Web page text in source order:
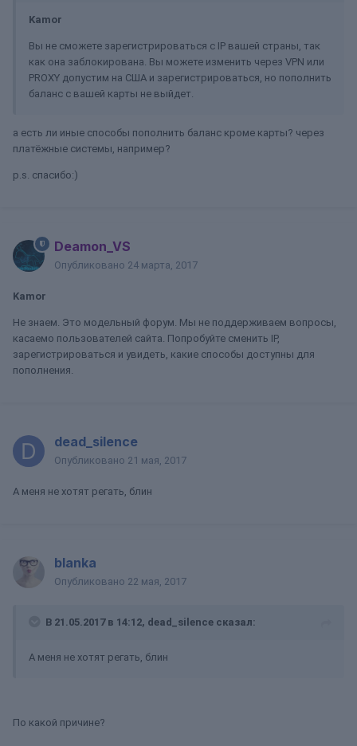
Kamor
Вы не сможете зарегистрироваться с IP вашей страны, так
как она заблокирована. Вы можете изменить через VPN или
PROXY допустим на США и зарегистрироваться, но пополнить
баланс с вашей карты не выйдет.
а есть ли иные способы пополнить баланс кроме карты? через
платёжные системы, например?
p.s. спасибо:)
Deamon_VS
Опубликовано 24 марта, 2017
Kamor
Не знаем. Это модельный форум. Мы не поддерживаем вопросы,
касаемо пользователей сайта. Попробуйте сменить IP,
зарегистрироваться и увидеть, какие способы доступны для
пополнения.
dead_silence
Опубликовано 21 мая, 2017
А меня не хотят регать, блин
blanka
Опубликовано 22 мая, 2017
В 21.05.2017 в 14:12, dead_silence сказал:
А меня не хотят регать, блин
По какой причине?